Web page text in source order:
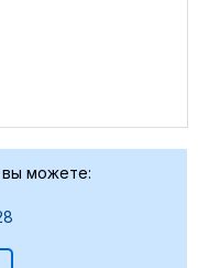
вы можете: